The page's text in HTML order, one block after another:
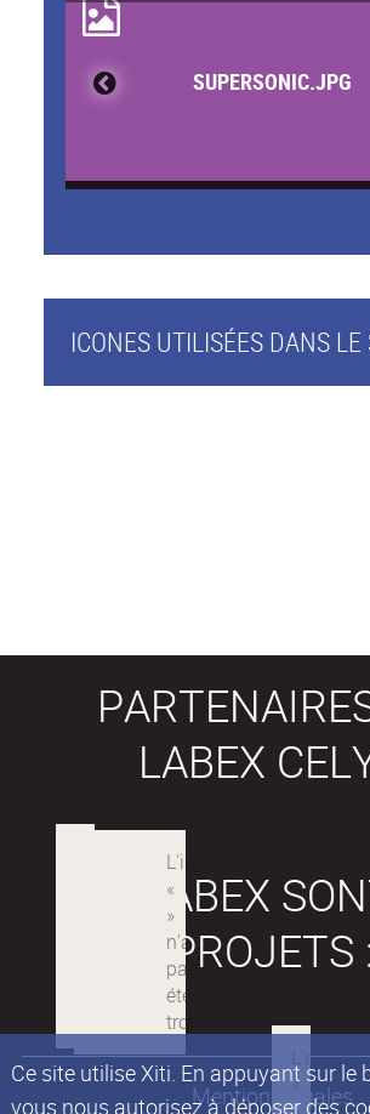
Ce site utilise Xiti. En appuyant sur le
vous nous autorisez à déposer des
SUPERSONIC.JPG
ICONES UTILISÉES DANS LE
LABEX
LES LABEX
PROJETS
Mentions légales